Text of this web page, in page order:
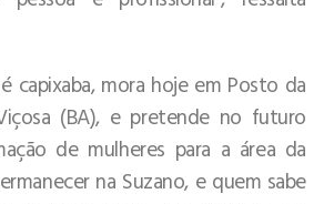
capixaba, mora hoje em Posto da
(BA), e pretende no futuro
de mulheres para a área da
na Suzano, e quem sabe